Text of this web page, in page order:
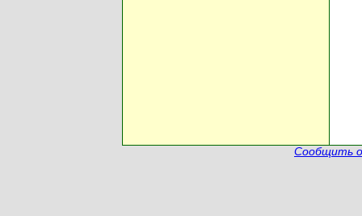
Сообщить о